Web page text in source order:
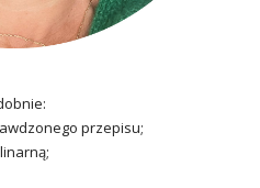
przepisu;